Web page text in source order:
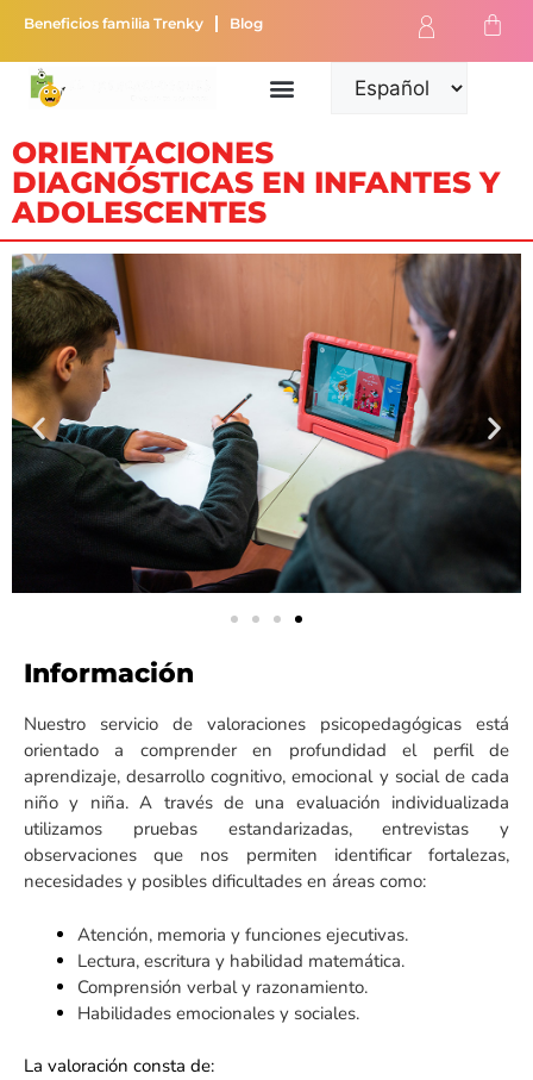
Beneficios familia Trenky Blog
ORIENTACIONES
DIAGNÓSTICAS EN INFANTES Y
ADOLESCENTES
Información
Nuestro servicio de valoraciones psicopedagógicas está
orientado a comprender en profundidad el perfil de
aprendizaje, desarrollo cognitivo, emocional y social de cada
niño y niña. A través de una evaluación individualizada
utilizamos pruebas estandarizadas, entrevistas y
observaciones que nos permiten identificar fortalezas,
necesidades y posibles dificultades en áreas como:
Atención, memoria y funciones ejecutivas.
Lectura, escritura y habilidad matemática.
Comprensión verbal y razonamiento.
Habilidades emocionales y sociales.
La valoración consta de: